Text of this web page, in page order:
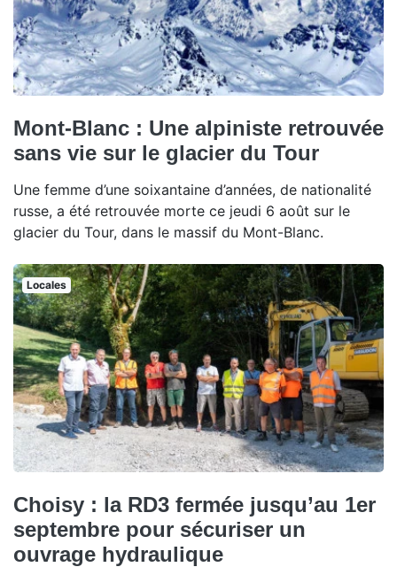
Mont-Blanc : Une alpiniste retrouvée
sans vie sur le glacier du Tour
Une femme d’une soixantaine d’années, de nationalité
russe, a été retrouvée morte ce jeudi 6 août sur le
glacier du Tour, dans le massif du Mont-Blanc.
Locales
Choisy : la RD3 fermée jusqu’au 1er
septembre pour sécuriser un
ouvrage hydraulique